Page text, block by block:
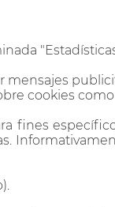
mensajes
cookies
fines